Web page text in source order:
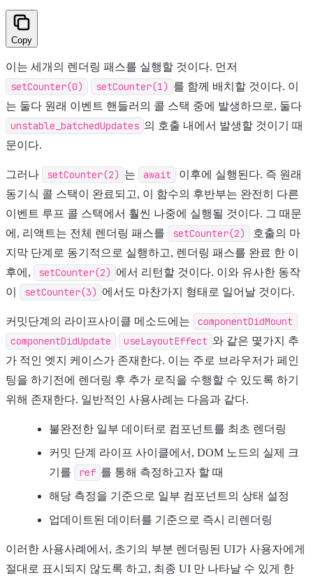
Copy
이는 세개의 렌더링 패스를 실행할 것이다. 먼저
setCounter(0) setCounter(1) 를 함께 배치할 것이다. 이
는 둘다 원래 이벤트 핸들러의 콜 스택 중에 발생하므로, 둘다
unstable_batchedUpdates 의 호출 내에서 발생할 것이기 때
문이다.
그러나 setCounter(2) 는 await
이후에 실행된다. 즉 원래
동기식 콜 스택이 완료되고, 이 함수의 후반부는 완전히 다른
이벤트 루프 콜 스택에서 훨씬 나중에 실행될 것이다. 그 때문
에, 리액트는 전체 렌더링 패스를
setCounter(2)
호출의 마
지막 단계로 동기적으로 실행하고, 렌더링 패스를 완료 한 이
후에,
setCounter(2) 에서 리턴할 것이다. 이와 유사한 동작
이
setCounter(3) 에서도 마찬가지 형태로 일어날 것이다.
커밋단계의 라이프사이클 메소드에는
componentDidMount
componentDidUpdate
useLayoutEffect 와 같은 몇가지 추
가 적인 엣지 케이스가 존재한다. 이는 주로 브라우저가 페인
팅을 하기전에 렌더링 후 추가 로직을 수행할 수 있도록 하기
위해 존재한다. 일반적인 사용사례는 다음과 같다.
불완전한 일부 데이터로 컴포넌트를 최초 렌더링
커밋 단계 라이프 사이클에서, DOM 노드의 실제 크
기를
ref 를 통해 측정하고자 할 때
해당 측정을 기준으로 일부 컴포넌트의 상태 설정
업데이트된 데이터를 기준으로 즉시 리렌더링
이러한 사용사례에서, 초기의 부분 렌더링된 UI가 사용자에게
절대로 표시되지 않도록 하고, 최종 UI 만 나타날 수 있게 한